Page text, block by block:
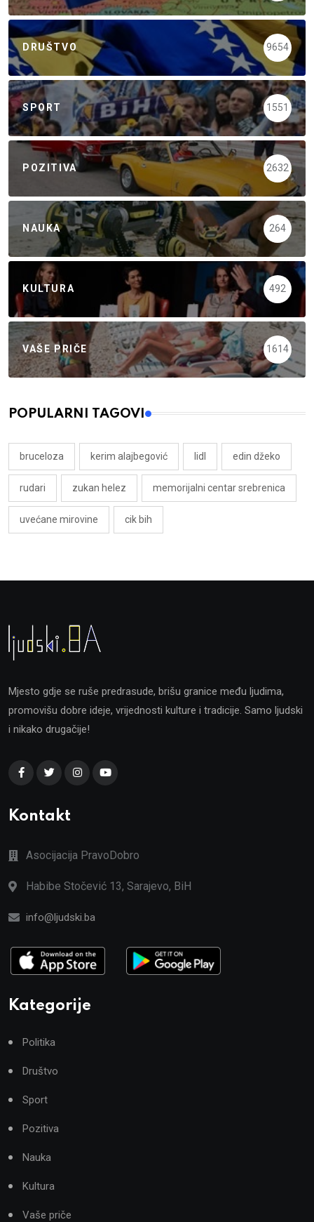
DRUŠTVO 9654
SPORT 1551
POZITIVA 2632
NAUKA 264
KULTURA 492
VAŠE PRIČE 1614
POPULARNI TAGOVI
bruceloza kerim alajbegović lidl edin džeko
rudari zukan helez memorijalni centar srebrenica
uvećane mirovine cik bih
Mjesto gdje se ruše predrasude, brišu granice među ljudima,
promovišu dobre ideje, vrijednosti kulture i tradicije. Samo ljudski
i nikako drugačije!
Kontakt
Asocijacija PravoDobro
Habibe Stočević 13, Sarajevo, BiH
info@ljudski.ba
Kategorije
Politika
Društvo
Sport
Pozitiva
Nauka
Kultura
Vaše priče